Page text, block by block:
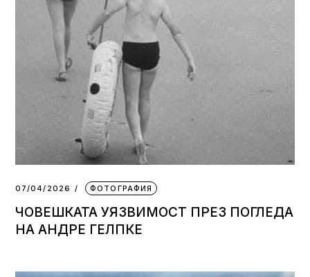
07/04/2026 ФОТОГРАФИЯ
ЧОВЕШКАТА УЯЗВИМОСТ ПРЕЗ ПОГЛЕДА
НА АНДРЕ ГЕЛПКЕ